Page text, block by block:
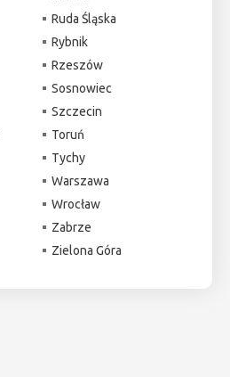
Ruda Śląska
Rybnik
Rzeszów
Sosnowiec
Szczecin
Toruń
Tychy
Warszawa
Wrocław
Zabrze
Zielona Góra